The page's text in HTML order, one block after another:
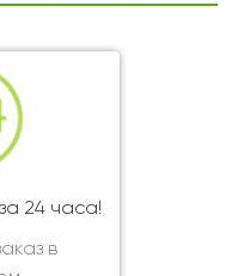
24 часа!
в